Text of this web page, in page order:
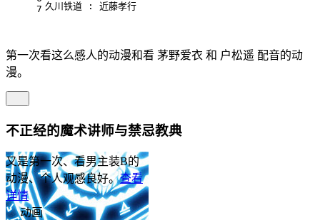
7 久川铁道 : 近藤孝行
第一次看这么感人的动漫和看 茅野爱衣 和 户松遥 配音的动
漫。
不正经的魔术讲师与禁忌教典
又是第一次、看男主装B的
动漫、个人观感良好。查看
详情
动画